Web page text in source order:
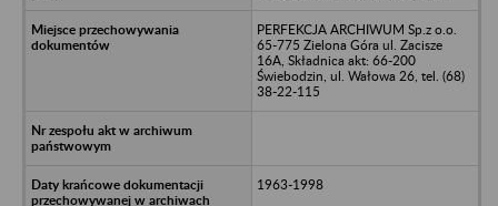
PERFEKCJA ARCHIWUM Sp.z o.o.
65-775 Zielona Góra ul. Zacisze
16A, Składnica akt: 66-200
Świebodzin, ul. Wałowa 26, tel. (68)
38-22-115
1963-1998